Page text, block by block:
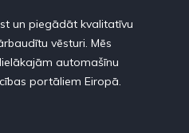
un piegādāt kvalitatīvu
vēsturi. Mēs
automašīnu
portāliem Eiropā.